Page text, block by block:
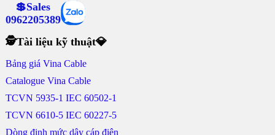
💲Sales
0962205389
🕵Tài liệu kỹ thuật💎
Bảng giá Vina Cable
Catalogue Vina Cable
TCVN 5935-1 IEC 60502-1
TCVN 6610-5 IEC 60227-5
Dòng định mức dây cáp điện